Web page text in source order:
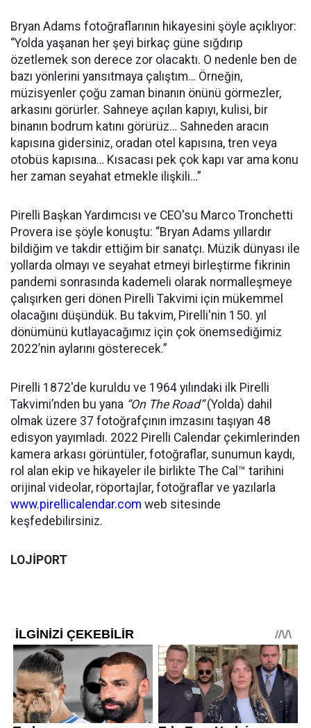
Bryan Adams fotoğraflarının hikayesini şöyle açıklıyor:
“Yolda yaşanan her şeyi birkaç güne sığdırıp
özetlemek son derece zor olacaktı. O nedenle ben de
bazı yönlerini yansıtmaya çalıştım… Örneğin,
müzisyenler çoğu zaman binanın önünü görmezler,
arkasını görürler. Sahneye açılan kapıyı, kulisi, bir
binanın bodrum katını görürüz… Sahneden aracın
kapısına gidersiniz, oradan otel kapısına, tren veya
otobüs kapısına… Kısacası pek çok kapı var ama konu
her zaman seyahat etmekle ilişkili…”
Pirelli Başkan Yardımcısı ve CEO'su Marco Tronchetti
Provera ise şöyle konuştu: “Bryan Adams yıllardır
bildiğim ve takdir ettiğim bir sanatçı. Müzik dünyası ile
yollarda olmayı ve seyahat etmeyi birleştirme fikrinin
pandemi sonrasında kademeli olarak normalleşmeye
çalışırken geri dönen Pirelli Takvimi için mükemmel
olacağını düşündük. Bu takvim, Pirelli'nin 150. yıl
dönümünü kutlayacağımız için çok önemsediğimiz
2022’nin aylarını gösterecek.”
Pirelli 1872'de kuruldu ve 1964 yılındaki ilk Pirelli
Takvimi’nden bu yana “On The Road”(Yolda) dahil
olmak üzere 37 fotoğrafçının imzasını taşıyan 48
edisyon yayımladı. 2022 Pirelli Calendar çekimlerinden
kamera arkası görüntüler, fotoğraflar, sunumun kaydı,
rol alan ekip ve hikayeler ile birlikte The Cal™ tarihini
orijinal videolar, röportajlar, fotoğraflar ve yazılarla
www.pirellicalendar.com web sitesinde
keşfedebilirsiniz.
LOJİPORT